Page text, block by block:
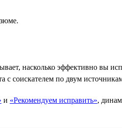
насколько эффективно вы
с соискателем по двум
и «Рекомендуем исправить»,